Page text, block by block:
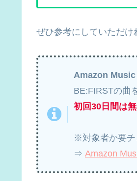
ぜひ参考にしていただけ
Amazon
BE:FIRSTの曲
初回30日間は
※対象者か要チ
⇒ Amazon